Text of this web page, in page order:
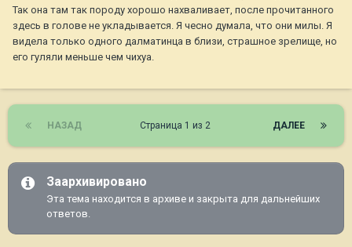
Так она там так породу хорошо нахваливает, после прочитанного
здесь в голове не укладывается. Я чесно думала, что они милы. Я
видела только одного далматинца в близи, страшное зрелище, но
его гуляли меньше чем чихуа.
НАЗАД ДАЛЕЕ
Страница 1 из 2
Заархивировано
Эта тема находится в архиве и закрыта для дальнейших
ответов.